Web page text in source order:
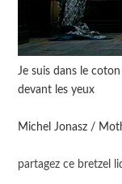
Je suis dans le
devant les yeux
Michel Jonasz /
partagez ce bretzel